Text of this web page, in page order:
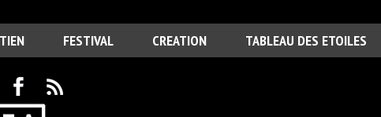
FESTIVAL CREATION TABLEAU DES ETOILES